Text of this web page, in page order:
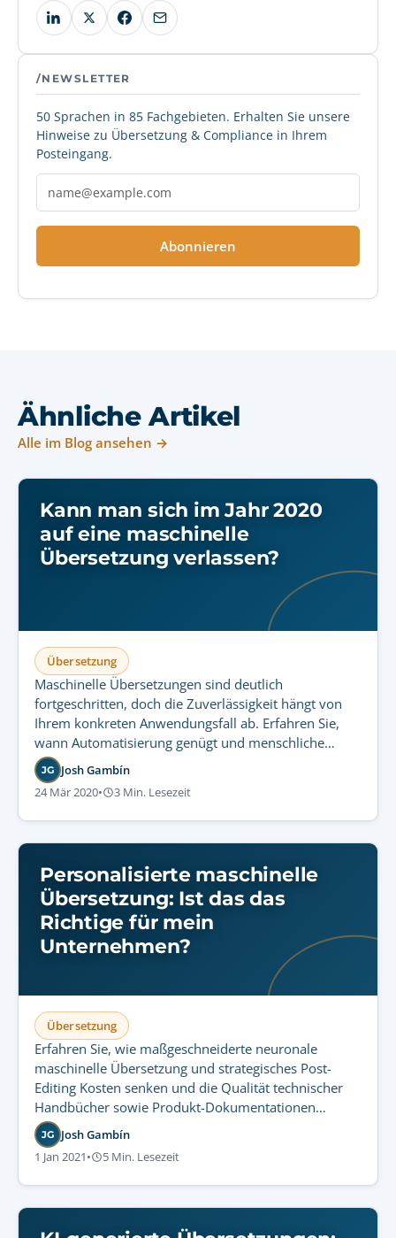
/NEWSLETTER
50 Sprachen in 85 Fachgebieten. Erhalten Sie unsere
Hinweise zu Übersetzung & Compliance in Ihrem
Posteingang.
Abonnieren
Ähnliche Artikel
Alle im Blog ansehen →
Kann man sich im Jahr 2020
auf eine maschinelle
Übersetzung verlassen?
Übersetzung
Maschinelle Übersetzungen sind deutlich
fortgeschritten, doch die Zuverlässigkeit hängt von
Ihrem konkreten Anwendungsfall ab. Erfahren Sie,
wann Automatisierung genügt und menschliche
Expertise für regulierte Kommunikation
unverzichtbar bleibt.
JG Josh Gambín
24 Mär 2020• 3 Min. Lesezeit
Personalisierte maschinelle
Übersetzung: Ist das das
Richtige für mein
Unternehmen?
Übersetzung
Erfahren Sie, wie maßgeschneiderte neuronale
maschinelle Übersetzung und strategisches Post-
Editing Kosten senken und die Qualität technischer
Handbücher sowie Produkt-Dokumentationen
steigern.
JG Josh Gambín
1 Jan 2021• 5 Min. Lesezeit